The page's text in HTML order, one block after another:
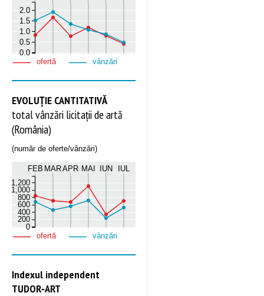
0.0
0.5
1.0
1.5
2.0
ofertă vânzări
EVOLUȚIE CANTITATIVĂ
total vânzări licitații de artă
(România)
(număr de oferte/vânzări)
FEB MARAPR MAI IUN IUL
0
200
400
600
800
1,000
1,200
ofertă vânzări
Indexul independent
TUDOR‑ART